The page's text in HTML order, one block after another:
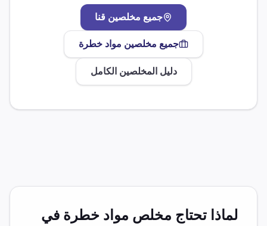
جميع مخلصين قنا
جميع مخلصين مواد خطرة
دليل المخلصين الكامل
لماذا تحتاج مخلص مواد خطرة في